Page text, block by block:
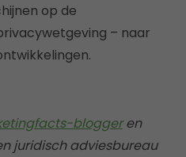
op de
– naar
bloggeren
juridisch adviesbureau